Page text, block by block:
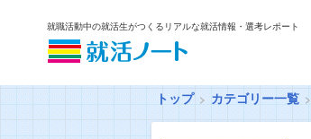
就職活動中の就活生がつくるリアルな就活情報・選考レポート
トップ カテゴリー一覧